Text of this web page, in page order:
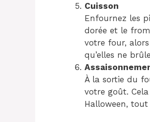
Cuisson
Enfournez les
dorée et le
votre four,
qu’elles ne
À la sortie du
votre goût.
Halloween,